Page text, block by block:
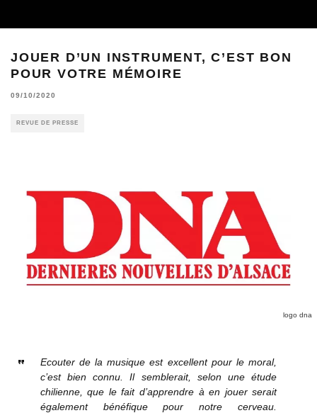
JOUER D’UN INSTRUMENT, C’EST BON
POUR VOTRE MÉMOIRE
09/10/2020
REVUE DE PRESSE
logo dna
Ecouter de la musique est excellent pour le moral,
c’est bien connu. Il semblerait, selon une étude
chilienne, que le fait d’apprendre à en jouer serait
également bénéfique pour notre cerveau.